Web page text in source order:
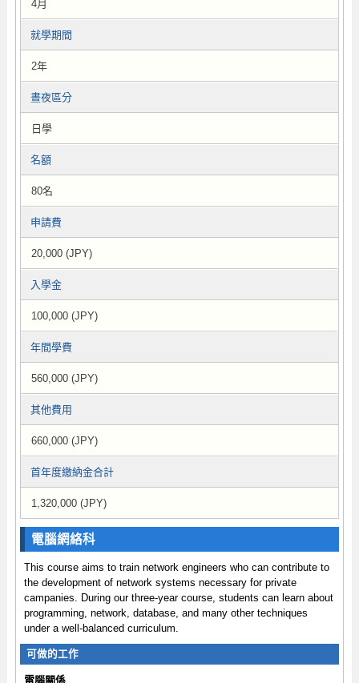
4月
就學期間
2年
晝夜區分
日學
名額
80名
申請費
20,000 (JPY)
入學金
100,000 (JPY)
年間學費
560,000 (JPY)
其他費用
660,000 (JPY)
首年度繳納金合計
1,320,000 (JPY)
電腦網絡科
This course aims to train network engineers who can contribute to
the development of network systems necessary for private
campanies. During our three-year course, students can learn about
programming, network, database, and many other techniques
under a well-balanced curriculum.
可做的工作
電腦關係